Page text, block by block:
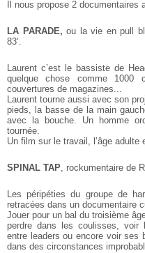
Il nous propose 2 documentaires
LA PARADE, ou la vie en pull
83’.
Laurent c’est le bassiste de
quelque chose comme 1000
couvertures de magazines...
Laurent tourne aussi avec son
pieds, la basse de la main
avec la bouche. Un homme
tournée.
Un film sur le travail, l’âge adulte
SPINAL TAP, rockumentaire de
Les péripéties du groupe de
retracées dans un documentaire
Jouer pour un bal du troisième
perdre dans les coulisses, voir
entre leaders ou encore voir ses
dans des circonstances